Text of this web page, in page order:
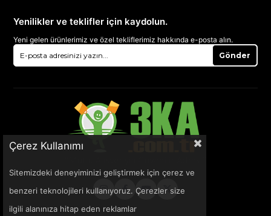
Yenilikler ve teklifler için kaydolun.
Yeni gelen ürünlerimiz ve özel tekliflerimiz hakkında e-posta alın.
Gönder
Çerez Kullanımı
Sitemizdeki deneyiminizi geliştirmek için çerez ve
benzeri teknolojileri kullanıyoruz. Çerezler size
ilgili alanınıza hitap eden reklamlar